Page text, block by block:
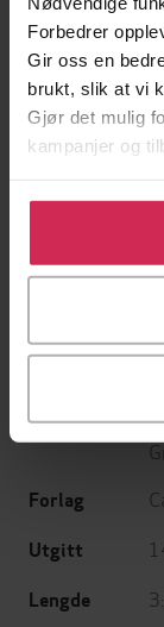
Forbedrer
Gir oss en
brukt, slik at vi
Gjør det mulig
kampanjer og
Klikk på
bruke cookies
tilpasse ditt
Forfattere
Forlag
Utgitt
Lengde